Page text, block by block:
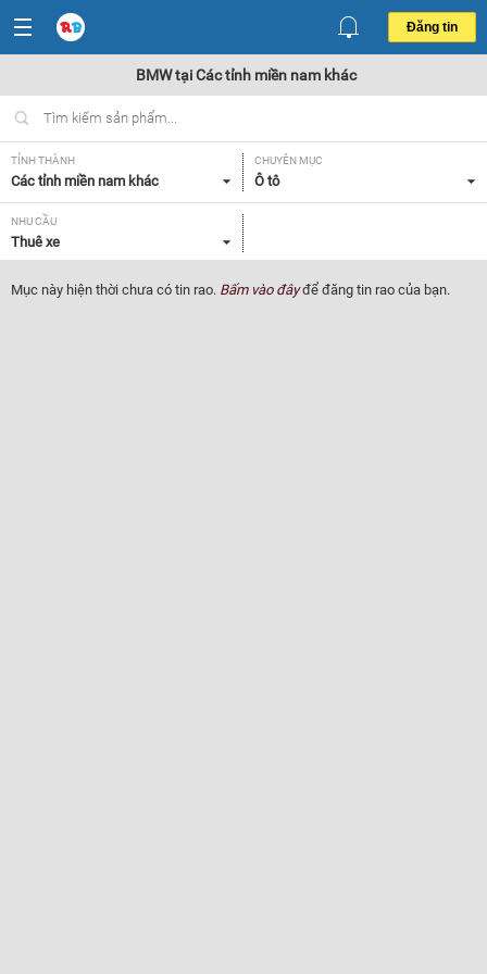
Đăng tin
BMW tại Các tỉnh miền nam khác
TỈNH THÀNH
Các tỉnh miền nam khác
CHUYÊN MỤC
Ô tô
NHU CẦU
Thuê xe
Mục này hiện thời chưa có tin rao. Bấm vào đâyđể đăng tin rao của bạn.